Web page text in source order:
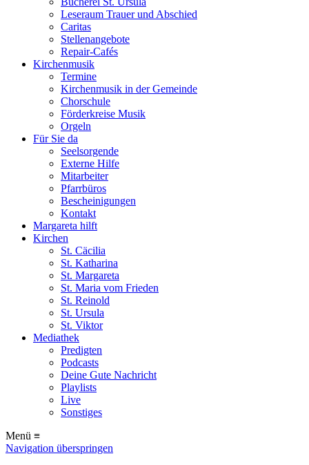
Leseraum Trauer und Abschied
Caritas
Stellenangebote
Repair-Cafés
Kirchenmusik
Termine
Kirchenmusik in der Gemeinde
Chorschule
Förderkreise Musik
Orgeln
Für Sie da
Seelsorgende
Externe Hilfe
Mitarbeiter
Pfarrbüros
Bescheinigungen
Kontakt
Margareta hilft
Kirchen
St. Cäcilia
St. Katharina
St. Margareta
St. Maria vom Frieden
St. Reinold
St. Ursula
St. Viktor
Mediathek
Predigten
Podcasts
Deine Gute Nachricht
Playlists
Live
Sonstiges
Menü ≡
Navigation überspringen